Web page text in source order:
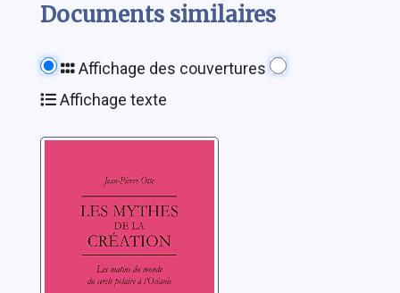
Documents similaires
Affichage des couvertures
Affichage texte
création: les
matins du
monde du Cercle
polaire à
l'Océanie
Otte, Jean-Pierre